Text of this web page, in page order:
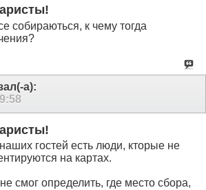
собираються, к чему тогда
а):
гостей есть люди, кторые не
на картах.
смог определить, где место сбора,